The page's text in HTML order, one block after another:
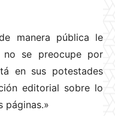
manera pública le
no se preocupe por
en sus potestades
editorial sobre lo
páginas.»